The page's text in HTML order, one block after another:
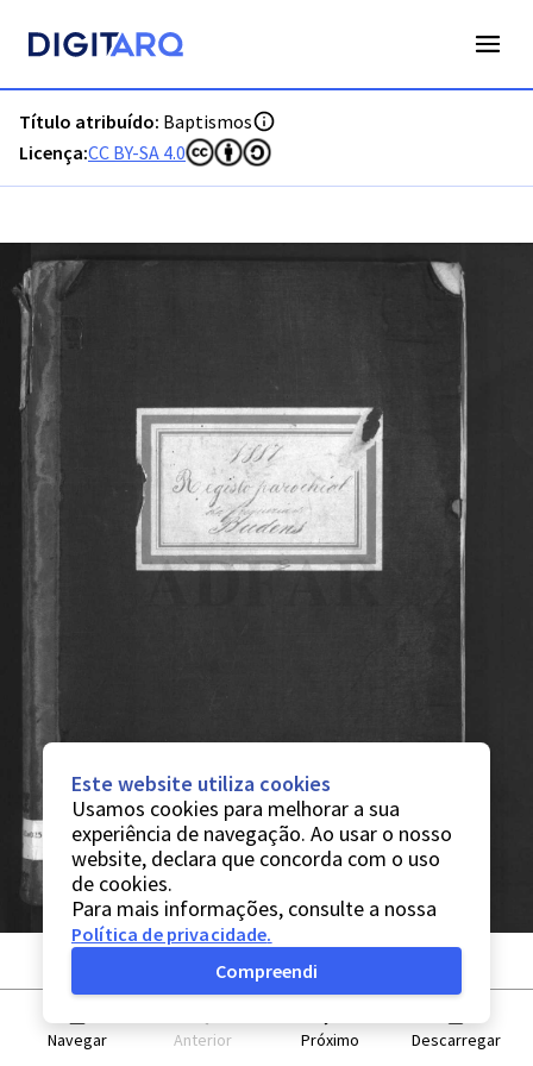
Título atribuído: Baptismos
Licença:CC BY-SA 4.0
Navegar Anterior Próximo Descarregar
Este website utiliza cookies
Usamos cookies para melhorar a sua
experiência de navegação. Ao usar o nosso
website, declara que concorda com o uso
de cookies.
Para mais informações, consulte a nossa
Política de privacidade.
Compreendi